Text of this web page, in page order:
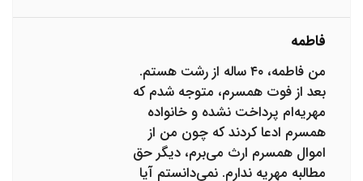
فاطمه
من فاطمه، ۴۰ ساله از رشت هستم.
بعد از فوت همسرم، متوجه شدم که
مهریه‌ام پرداخت نشده و خانواده
همسرم ادعا کردند که چون من از
اموال همسرم ارث می‌برم، دیگر حق
مطالبه مهریه ندارم. نمی‌دانستم آیا